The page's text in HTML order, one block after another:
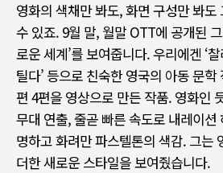
영화의 색채만 봐도,화면 구성만 봐도
수 있죠. 9월 말, 월말 OTT에 공개된
로운 세계’를 보여줍니다.우리에겐 ‘
틸다’ 등으로 친숙한 영국의 아동 문학
편 4편을 영상으로 만든 작품. 영화인
무대 연출,줄곧 빠른 속도로 내레이션
명하고 화려만 파스텔톤의 색감. 그는
더한 새로운 스타일을 보여줬습니다.